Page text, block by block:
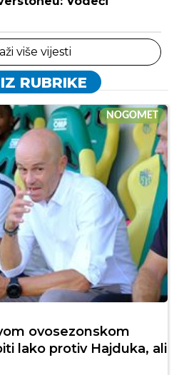
više vijesti
RUBRIKE
NOGOMET
ovosezonskom
lako protiv Hajduka, ali